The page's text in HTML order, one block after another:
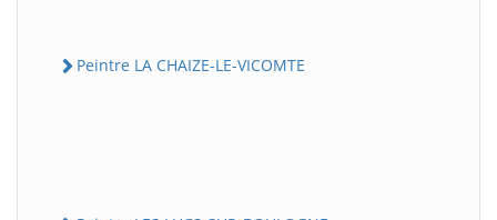
Peintre LA CHAIZE-LE-VICOMTE